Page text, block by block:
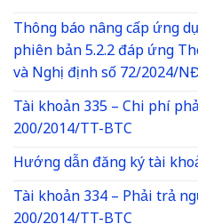
Thông báo nâng cấp ứng
phiên bản 5.2.2 đáp ứng
và Nghị định số 72/2024/
Tài khoản 335 – Chi phí
200/2014/TT-BTC
Hướng dẫn đăng ký tài
Tài khoản 334 – Phải trả